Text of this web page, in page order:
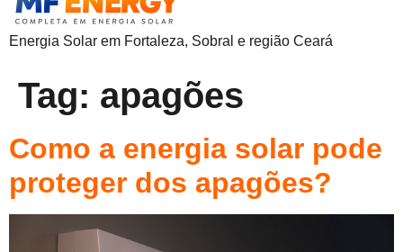
Energia Solar em Fortaleza, Sobral e região Ceará
Tag: apagões
Como a energia solar pode
proteger dos apagões?